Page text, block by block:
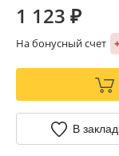
1 123 ₽
На бонусный счет
В